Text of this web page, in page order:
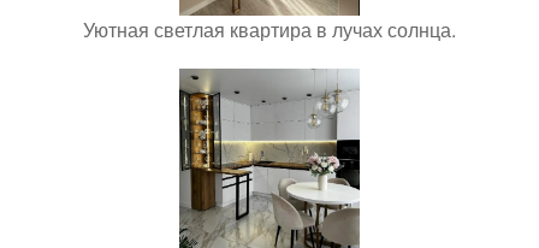
Уютная светлая квартира в лучах солнца.